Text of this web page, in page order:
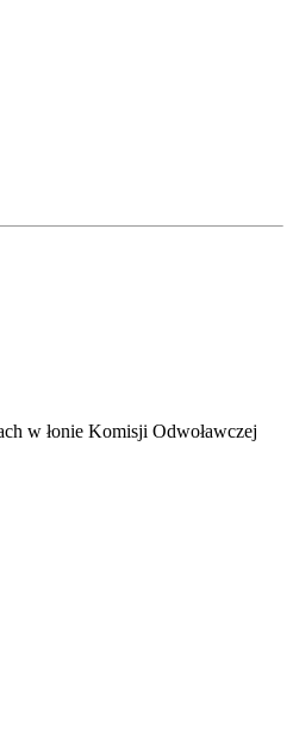
w łonie Komisji Odwoławczej